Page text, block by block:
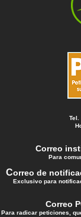
Tel.
Correo
Para
Correo de
Exclusivo para
Correo
Para radicar peticiones,